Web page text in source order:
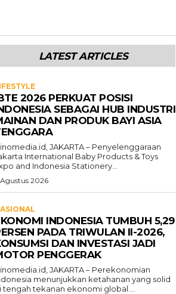
LATEST ARTICLES
2026 PERKUAT POSISI
SEBAGAI HUB INDUSTRI
DAN PRODUK BAYI ASIA
JAKARTA – Penyelenggaraan
International Baby Products & Toys
and Indonesia Stationery...
2026
INDONESIA TUMBUH 5,29
PADA TRIWULAN II-2026,
DAN INVESTASI JADI
PENGGERAK
JAKARTA – Perekonomian
menunjukkan ketahanan yang solid
tengah tekanan ekonomi global....